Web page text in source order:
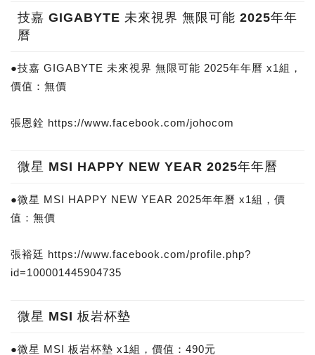
技嘉 GIGABYTE 未來視界 無限可能 2025年年
曆
●技嘉 GIGABYTE 未來視界 無限可能 2025年年曆 x1組，
價值：無價
張恩銓 https://www.facebook.com/johocom
微星 MSI HAPPY NEW YEAR 2025年年曆
●微星 MSI HAPPY NEW YEAR 2025年年曆 x1組，價
值：無價
張裕廷 https://www.facebook.com/profile.php?
id=100001445904735
微星 MSI 板岩杯墊
●微星 MSI 板岩杯墊 x1組，價值：490元